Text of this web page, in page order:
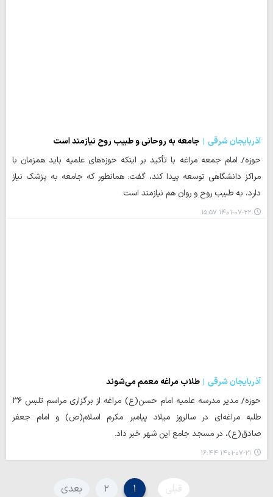
آذربایجان شرقی
جامعه به روحانی و طبیب روح نیازمند است
حوزه/ امام جمعه مراغه با تأکید بر اینکه حوزه‌های علمیه باید همزمان با
مراکز دانشگاهی توسعه پیدا کند، گفت: همانطور که جامعه به پزشک نیاز
دارد، به طبیب روح و روان هم نیازمند است.
۱۴۰۱-۰۷-۲۲ ۱۵:۵۷
آذربایجان شرقی
طلاب مراغه معمم می‌شوند
حوزه/ مدیر مدرسه علمیه امام حسن(ع) مراغه از برگزاری مراسم تلبس ۳۶
طلبه مراغه‌ای در سالروز میلاد پیامبر مکرم اسلام(ص) و امام جعفر
صادق(ع)، در مسجد جامع این شهر خبر داد.
۱۴۰۱-۰۷-۲۱ ۱۶:۴۴
قبلی ۱ ۲ بعدی